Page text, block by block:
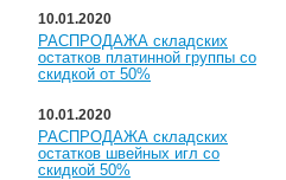
10.01.2020
РАСПРОДАЖА складских
остатков платинной группы со
скидкой от 50%
10.01.2020
РАСПРОДАЖА складских
остатков швейных игл со
скидкой 50%